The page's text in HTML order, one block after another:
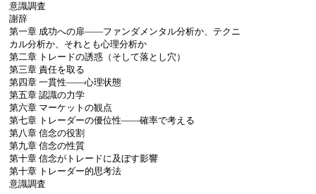
意識調査
謝辞
第一章 成功への扉――ファンダメンタル分析か、テクニ
カル分析か、それとも心理分析か
第二章 トレードの誘惑（そして落とし穴）
第三章 責任を取る
第四章 一貫性――心理状態
第五章 認識の力学
第六章 マーケットの観点
第七章 トレーダーの優位性――確率で考える
第八章 信念の役割
第九章 信念の性質
第十章 信念がトレードに及ぼす影響
第十章 トレーダー的思考法
意識調査